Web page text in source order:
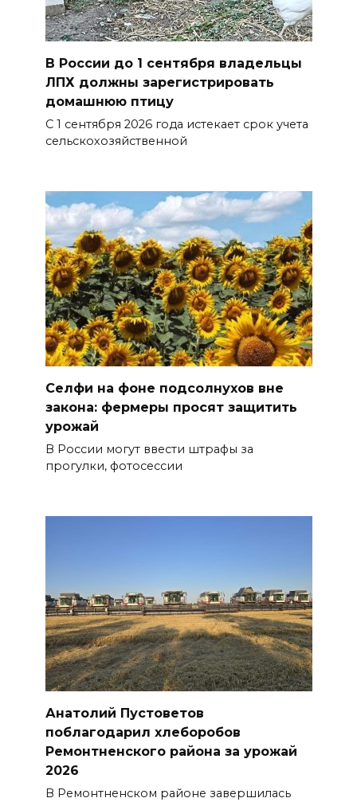
В России до 1 сентября владельцы
ЛПХ должны зарегистрировать
домашнюю птицу
С 1 сентября 2026 года истекает срок учета
сельскохозяйственной
Селфи на фоне подсолнухов вне
закона: фермеры просят защитить
урожай
В России могут ввести штрафы за
прогулки, фотосессии
Анатолий Пустоветов
поблагодарил хлеборобов
Ремонтненского района за урожай
2026
В Ремонтненском районе завершилась